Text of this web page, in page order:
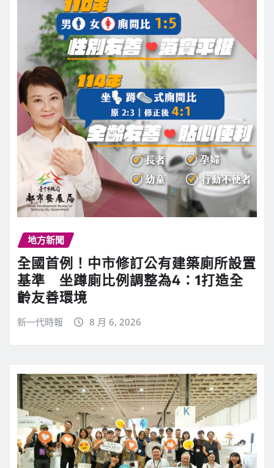
地方新聞
全國首例！中市修訂公有建築廁所設置
基準 坐蹲廁比例調整為4：1打造全
齡友善環境
新一代時報 8 月 6, 2026